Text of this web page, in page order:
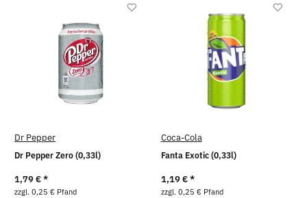
Dr Pepper
Dr Pepper Zero (0,33l)
1,79 €*
zzgl. 0,25 € Pfand
Coca-Cola
Fanta Exotic (0,33l)
1,19 €*
zzgl. 0,25 € Pfand